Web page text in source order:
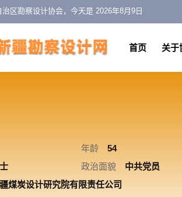
区勘察设计协会，今天是 2026年8月9日
首页 关于
年龄
54
政治面貌
中共党员
煤炭设计研究院有限责任公司